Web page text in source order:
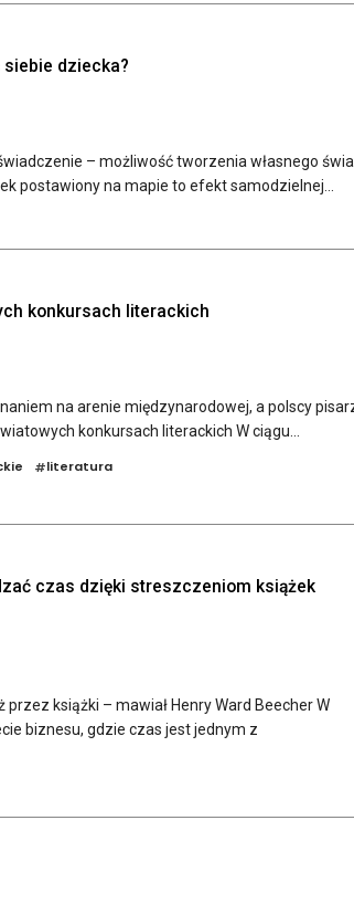
dziecka?
– możliwość tworzenia własnego
postawiony na mapie to efekt samodzielnej...
konkursach literackich
na arenie międzynarodowej, a polscy
konkursach literackich W ciągu...
#literatura
czas dzięki streszczeniom książek
książki – mawiał Henry Ward Beecher W
biznesu, gdzie czas jest jednym z